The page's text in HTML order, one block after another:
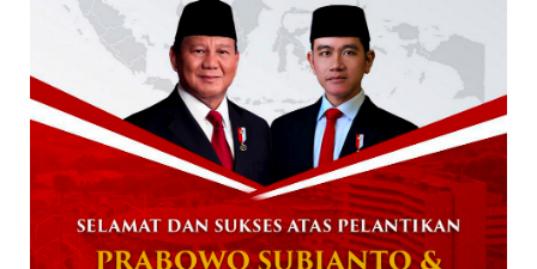
NABIRE
Data Masuk 44,16 Persen, Paslon Mesrha
Masih Unggul 63,32 Pe...
December 02, 2024
DAERAH
Paslon Wagi Unggul Sementara di Pilgub
Papua Tengah, Versi J...
December 02, 2024
NABIRE